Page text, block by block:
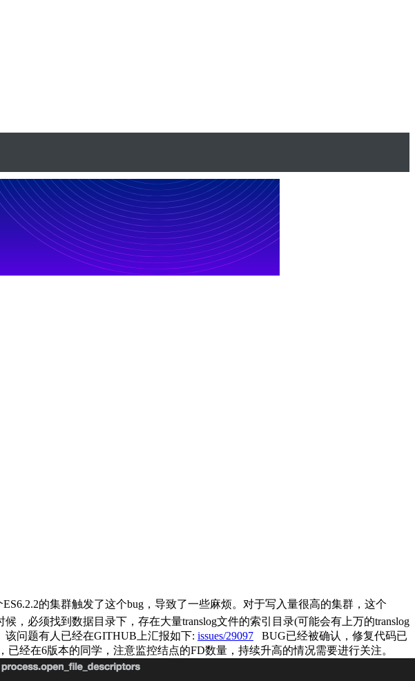
的集群触发了这个bug，导致了一些麻烦。对于写入量很高的集群，这个
必须找到数据目录下，存在大量translog文件的索引目录(可能会有上万的translog
问题有人已经在GITHUB上汇报如下: issues/29097 BUG已经被确认，修复代码已
经在6版本的同学，注意监控结点的FD数量，持续升高的情况需要进行关注。